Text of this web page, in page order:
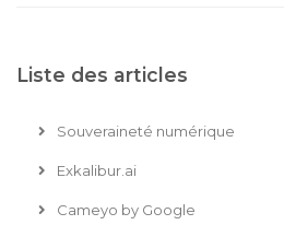
Liste des articles
Souveraineté numérique
Exkalibur.ai
Cameyo by Google